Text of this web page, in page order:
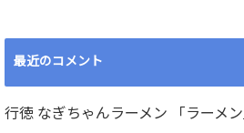
最近のコメント
行徳 なぎちゃんラーメン 「ラーメン